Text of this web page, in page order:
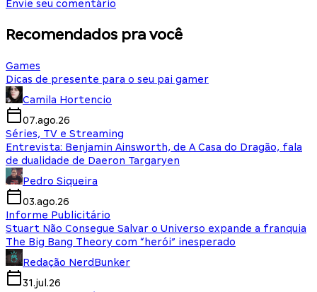
Envie seu comentário
Recomendados pra você
Games
Dicas de presente para o seu pai gamer
Camila Hortencio
07.ago.26
Séries, TV e Streaming
Entrevista: Benjamin Ainsworth, de A Casa do Dragão, fala
de dualidade de Daeron Targaryen
Pedro Siqueira
03.ago.26
Informe Publicitário
Stuart Não Consegue Salvar o Universo expande a franquia
The Big Bang Theory com “herói” inesperado
Redação NerdBunker
31.jul.26